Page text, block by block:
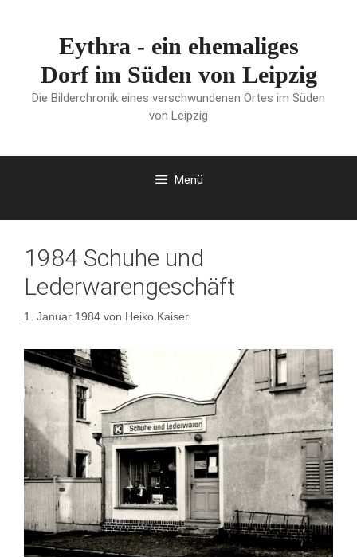
Eythra - ein ehemaliges
Dorf im Süden von Leipzig
Die Bilderchronik eines verschwundenen Ortes im Süden
von Leipzig
Menü
1984 Schuhe und
Lederwarengeschäft
1. Januar 1984 von Heiko Kaiser